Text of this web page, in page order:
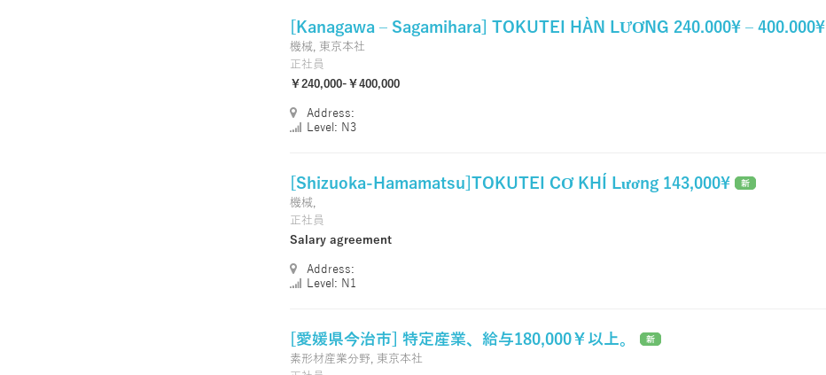
[Kanagawa – Sagamihara] TOKUTEI HÀN LƯƠNG 240.000¥ – 400.000¥
機械, 東京本社
正社員
￥240,000-￥400,000
Address:
Level: N3
[Shizuoka-Hamamatsu]TOKUTEI CƠ KHÍ Lương 143,000¥ 新
機械,
正社員
Salary agreement
Address:
Level: N1
[愛媛県今治市] 特定産業、給与180,000￥以上。 新
素形材産業分野, 東京本社